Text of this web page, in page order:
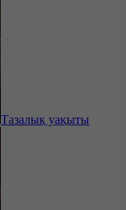
Тазалық уақыты